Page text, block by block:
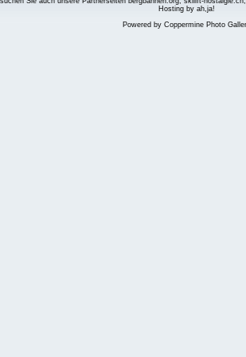
Hosting by ah,ja!
Powered by Coppermine Photo